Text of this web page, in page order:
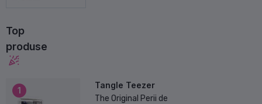
Top
produse
1
Tangle Teezer
The Original Perii de